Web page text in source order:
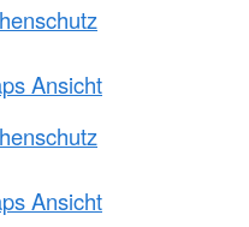
Ansicht
Ansicht